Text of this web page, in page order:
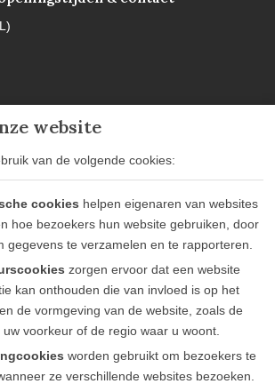
website
van de volgende cookies:
cookies helpen eigenaren van websites
hoe bezoekers hun website gebruiken, door
gegevens te verzamelen en te rapporteren.
zorgen ervoor dat een website
kan onthouden die van invloed is op het
de vormgeving van de website, zoals de
uw voorkeur of de regio waar u woont.
worden gebruikt om bezoekers te
ze verschillende websites bezoeken.